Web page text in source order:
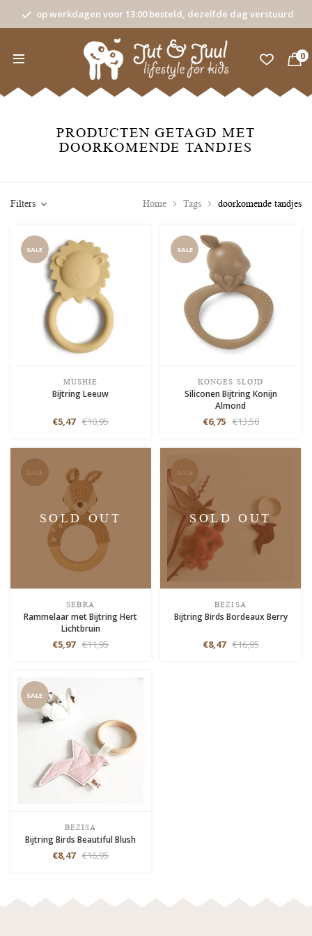
op werkdagen voor 13:00 besteld, dezelfde dag verstuurd
0
PRODUCTEN GETAGD MET
DOORKOMENDE TANDJES
Filters Home Tags doorkomende tandjes
SALE
MUSHIE
Bijtring Leeuw
€5,47 €10,95
SALE
KONGES SLOJD
Siliconen Bijtring Konijn
Almond
€6,75 €13,50
SALE
SOLD OUT
SEBRA
Rammelaar met Bijtring Hert
Lichtbruin
€5,97 €11,95
SALE
SOLD OUT
BEZISA
Bijtring Birds Bordeaux Berry
€8,47 €16,95
SALE
BEZISA
Bijtring Birds Beautiful Blush
€8,47 €16,95